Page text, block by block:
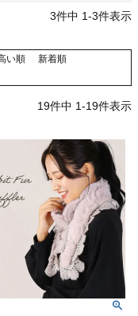
3件中 1-3件表示
い順
新着順
19件中 1-19件表示